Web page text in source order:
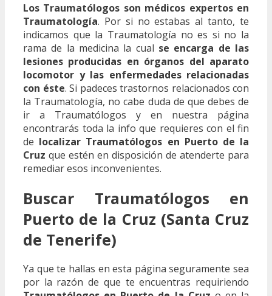
Los Traumatólogos son médicos expertos en
Traumatología. Por si no estabas al tanto, te
indicamos que la Traumatología no es si no la
rama de la medicina la cual se encarga de las
lesiones producidas en órganos del aparato
locomotor y las enfermedades relacionadas
con éste. Si padeces trastornos relacionados con
la Traumatología, no cabe duda de que debes de
ir a Traumatólogos y en nuestra página
encontrarás toda la info que requieres con el fin
de localizar Traumatólogos en Puerto de la
Cruz que estén en disposición de atenderte para
remediar esos inconvenientes.
Buscar Traumatólogos en
Puerto de la Cruz (Santa Cruz
de Tenerife)
Ya que te hallas en esta página seguramente sea
por la razón de que te encuentras requiriendo